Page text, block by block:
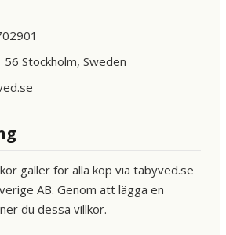
Stockholm, Sweden
gäller för alla köp via tabyved.se
AB. Genom att lägga en
du dessa villkor.